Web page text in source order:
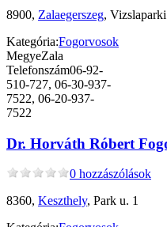
8900, Zalaegerszeg,
Kategória:Fogorvosok
MegyeZala
Telefonszám06-92-
510-727, 06-30-937-
7522, 06-20-937-
7522
Dr. Horváth Róbert
0 hozzászólások
8360, Keszthely, Park u. 1